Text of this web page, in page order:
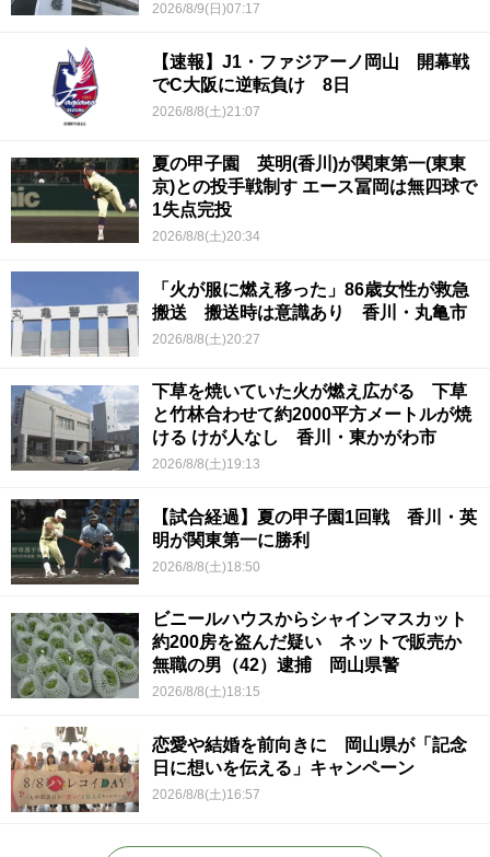
2026/8/9(日)07:17
【速報】J1・ファジアーノ岡山 開幕戦
でC大阪に逆転負け 8日
2026/8/8(土)21:07
夏の甲子園 英明(香川)が関東第一(東東
京)との投手戦制す エース冨岡は無四球で
1失点完投
2026/8/8(土)20:34
「火が服に燃え移った」86歳女性が救急
搬送 搬送時は意識あり 香川・丸亀市
2026/8/8(土)20:27
下草を焼いていた火が燃え広がる 下草
と竹林合わせて約2000平方メートルが焼
ける けが人なし 香川・東かがわ市
2026/8/8(土)19:13
【試合経過】夏の甲子園1回戦 香川・英
明が関東第一に勝利
2026/8/8(土)18:50
ビニールハウスからシャインマスカット
約200房を盗んだ疑い ネットで販売か
無職の男（42）逮捕 岡山県警
2026/8/8(土)18:15
恋愛や結婚を前向きに 岡山県が「記念
日に想いを伝える」キャンペーン
2026/8/8(土)16:57